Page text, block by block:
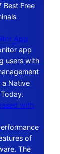
Best Free
App
app
users with
a Native
with
of
The